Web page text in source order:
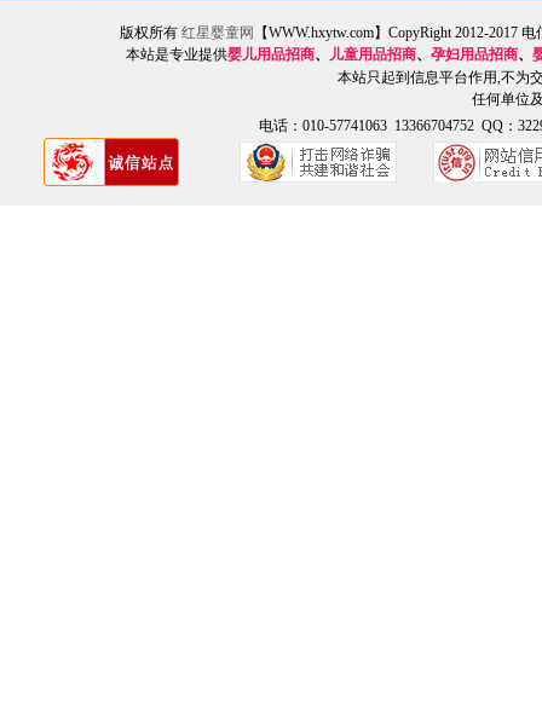
版权所有 红星婴童网
【WWW.hxytw.com】CopyRight 2012-2017
本站是专业提供婴儿用品招商、 儿童用品招商、 孕妇用品招商、
本站只起到信息平台作用,不为
任何单位
电话：010-57741063 13366704752 QQ：